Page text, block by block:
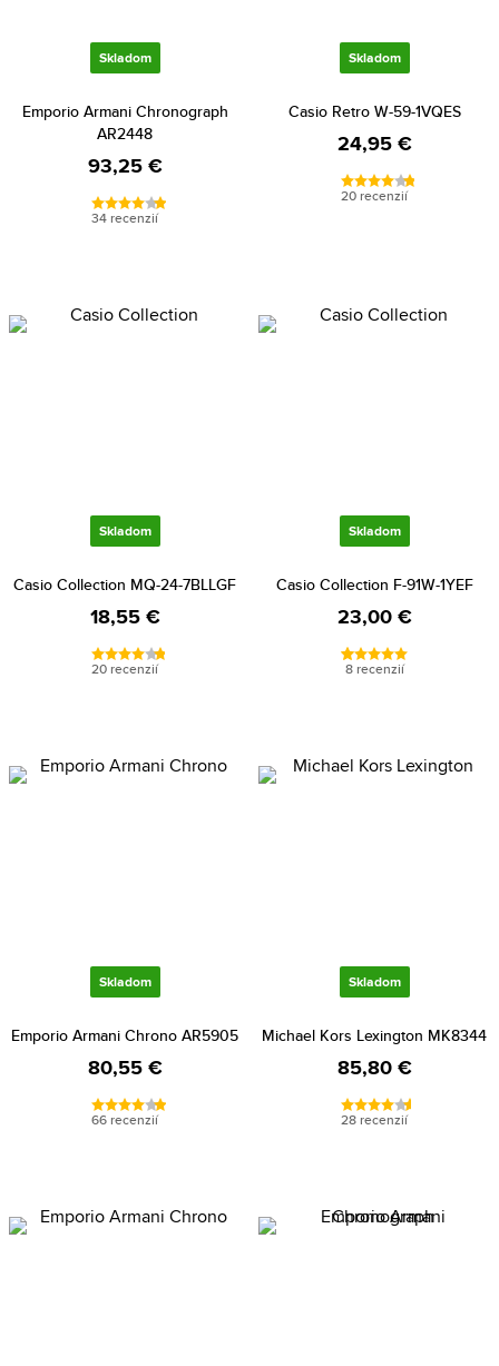
Skladom
Emporio Armani Chronograph
AR2448
93,25 €
34 recenzií
Skladom
Casio Retro W-59-1VQES
24,95 €
20 recenzií
Skladom
Casio Collection MQ-24-7BLLGF
18,55 €
20 recenzií
Skladom
Casio Collection F-91W-1YEF
23,00 €
8 recenzií
Skladom
Emporio Armani Chrono AR5905
80,55 €
66 recenzií
Skladom
Michael Kors Lexington MK8344
85,80 €
28 recenzií